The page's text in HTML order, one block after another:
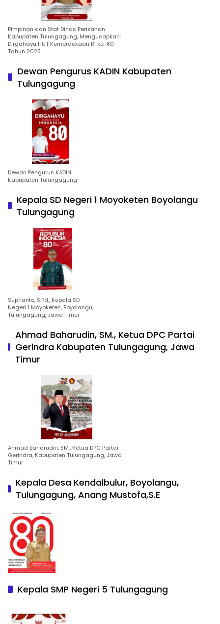
Pimpinan dan Staf Dinas Perikanan
Kabupaten Tulungagung, Mengucapkan:
Dirgahayu HUT Kemerdekaan RI ke-80
Tahun 2025
Dewan Pengurus KADIN Kabupaten
Tulungagung
Dewan Pengurus KADIN
Kabupaten Tulungagung
Kepala SD Negeri 1 Moyoketen Boyolangu
Tulungagung
Suprianto, S.Pd., Kepala SD
Negeri 1 Moyoketen, Boyolangu,
Tulungagung, Jawa Timur
Ahmad Baharudin, SM., Ketua DPC Partai
Gerindra Kabupaten Tulungagung, Jawa
Timur
Ahmad Baharudin, SM., Ketua DPC Partai
Gerindra, Kabupaten Tulungagung, Jawa
Timur
Kepala Desa Kendalbulur, Boyolangu,
Tulungagung, Anang Mustofa,S.E
Kepala SMP Negeri 5 Tulungagung